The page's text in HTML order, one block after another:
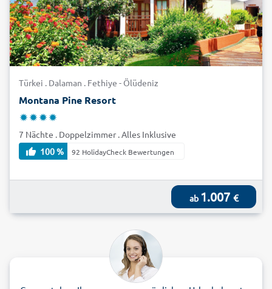
Türkei . Dalaman . Fethiye - Ölüdeniz
Montana Pine Resort
7 Nächte . Doppelzimmer . Alles Inklusive
100 %
92 HolidayCheck Bewertungen
ab 1.007 €